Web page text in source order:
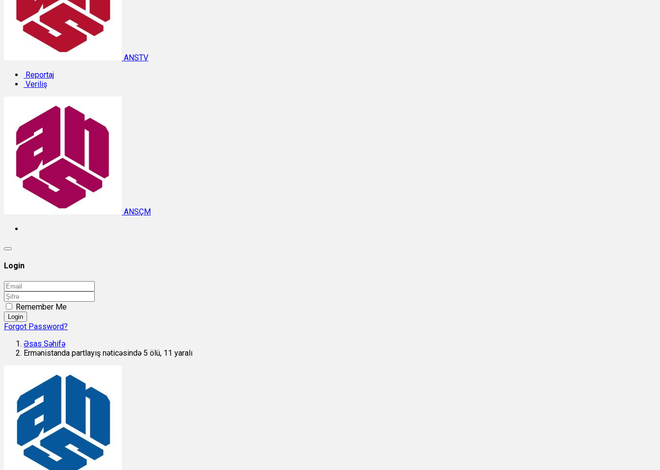
ANSTV
Reportaj
Veriliş
ANSÇM
Login
Remember Me
Login
Forgot Password?
Əsas Səhifə
Ermənistanda partlayış nəticəsində 5 ölü, 11 yaralı